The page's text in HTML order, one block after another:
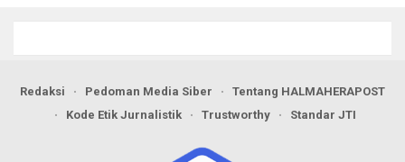
Redaksi Pedoman Media Siber
Tentang HALMAHERAPOST
Kode Etik Jurnalistik
Trustworthy Standar JTI